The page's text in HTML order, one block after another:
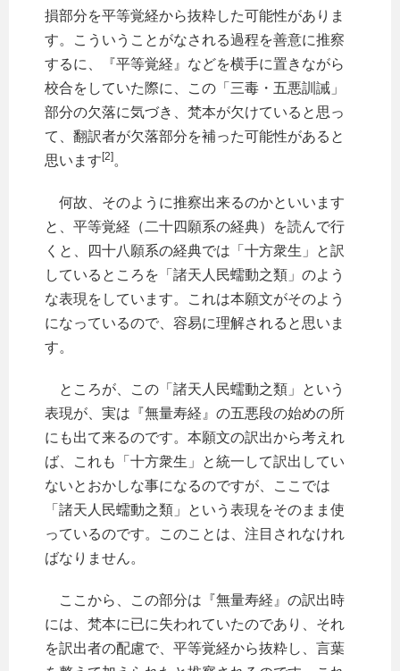
損部分を平等覚経から抜粋した可能性がありま
す。こういうことがなされる過程を善意に推察
するに、『平等覚経』などを横手に置きながら
校合をしていた際に、この「三毒・五悪訓誡」
部分の欠落に気づき、梵本が欠けていると思っ
て、翻訳者が欠落部分を補った可能性があると
思います[2]。
何故、そのように推察出来るのかといいます
と、平等覚経（二十四願系の経典）を読んで行
くと、四十八願系の経典では「十方衆生」と訳
しているところを「諸天人民蠕動之類」のよう
な表現をしています。これは本願文がそのよう
になっているので、容易に理解されると思いま
す。
ところが、この「諸天人民蠕動之類」という
表現が、実は『無量寿経』の五悪段の始めの所
にも出て来るのです。本願文の訳出から考えれ
ば、これも「十方衆生」と統一して訳出してい
ないとおかしな事になるのですが、ここでは
「諸天人民蠕動之類」という表現をそのまま使
っているのです。このことは、注目されなけれ
ばなりません。
ここから、この部分は『無量寿経』の訳出時
には、梵本に已に失われていたのであり、それ
を訳出者の配慮で、平等覚経から抜粋し、言葉